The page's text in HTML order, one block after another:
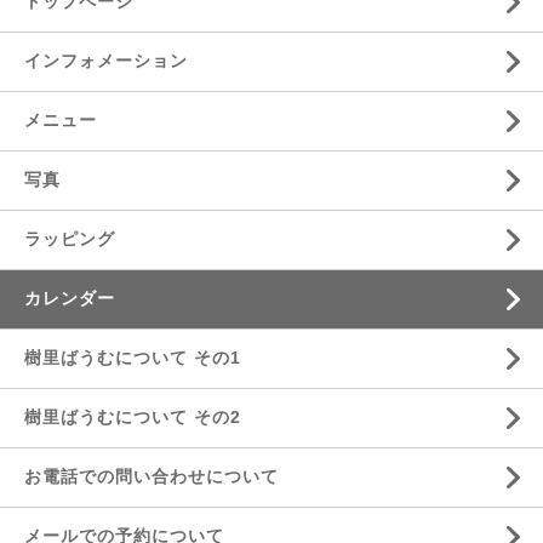
インフォメーション
メニュー
写真
ラッピング
カレンダー
樹里ばうむについて その1
樹里ばうむについて その2
お電話での問い合わせについて
メールでの予約について